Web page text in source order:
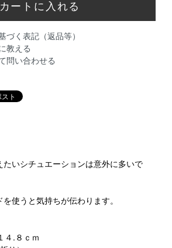
づく表記（返品等）
教える
問い合わせる
いシチュエーションは意外に多いで
使うと気持ちが伝わります。
４.８ｃｍ